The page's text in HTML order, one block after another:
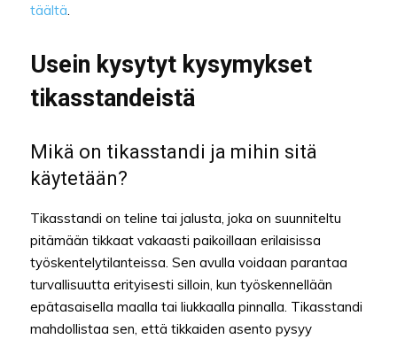
täältä
Usein kysytyt kysymykset
tikasstandeistä
Mikä on tikasstandi ja mihin sitä
käytetään?
Tikasstandi on teline tai jalusta, joka on suunniteltu
pitämään tikkaat vakaasti paikoillaan erilaisissa
työskentelytilanteissa. Sen avulla voidaan parantaa
turvallisuutta erityisesti silloin, kun työskennellään
epätasaisella maalla tai liukkaalla pinnalla. Tikasstandi
mahdollistaa sen, että tikkaiden asento pysyy